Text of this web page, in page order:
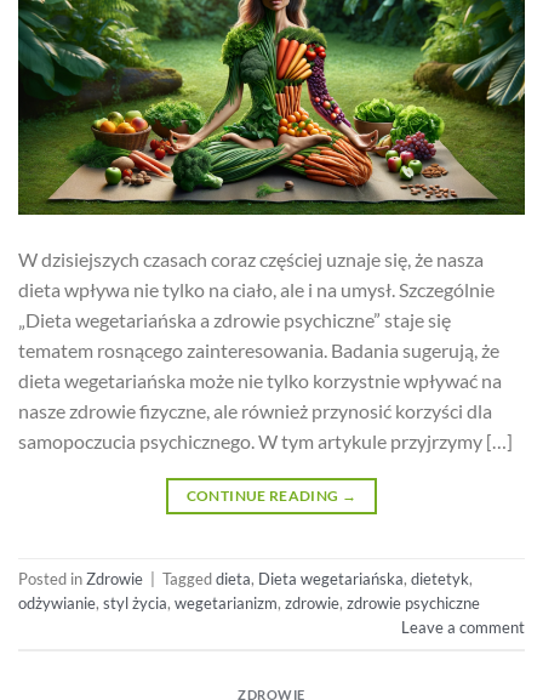
W dzisiejszych czasach coraz częściej uznaje się, że nasza
dieta wpływa nie tylko na ciało, ale i na umysł. Szczególnie
„Dieta wegetariańska a zdrowie psychiczne” staje się
tematem rosnącego zainteresowania. Badania sugerują, że
dieta wegetariańska może nie tylko korzystnie wpływać na
nasze zdrowie fizyczne, ale również przynosić korzyści dla
samopoczucia psychicznego. W tym artykule przyjrzymy […]
CONTINUE READING →
Posted inZdrowie Taggeddieta, Dieta wegetariańska, dietetyk,
odżywianie, styl życia, wegetarianizm, zdrowie, zdrowie psychiczne
Leave a comment
ZDROWIE